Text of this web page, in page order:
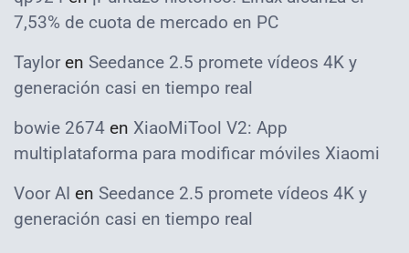
7,53% de cuota de mercado en PC
Taylor en Seedance 2.5 promete vídeos 4K y
generación casi en tiempo real
bowie 2674 en XiaoMiTool V2: App
multiplataforma para modificar móviles Xiaomi
Voor AI en Seedance 2.5 promete vídeos 4K y
generación casi en tiempo real